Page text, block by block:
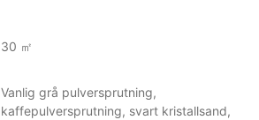
30 ㎡
Vanlig grå pulversprutning,
kaffepulversprutning, svart kristallsand,